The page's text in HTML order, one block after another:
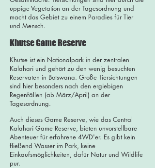
üppige Vegetation an der Tagesordnung und
macht das Gebiet zu einem Paradies für Tier
und Mensch.
Khutse Game Reserve
Khutse ist ein Nationalpark in der zentralen
Kalahari und gehört zu den wenig besuchten
Reservaten in Botswana. Große Tiersichtungen
sind hier besonders nach den ergiebigen
Regenfällen (ab März/April) an der
Tagesordnung.
Auch dieses Game Reserve, wie das Central
Kalahari Game Reserve, bieten unvorstellbare
Abenteuer für erfahrene 4WD'er. Es gibt kein
fließend Wasser im Park, keine
Einkaufsmöglichkeiten, dafür Natur und Wildlife
pur.